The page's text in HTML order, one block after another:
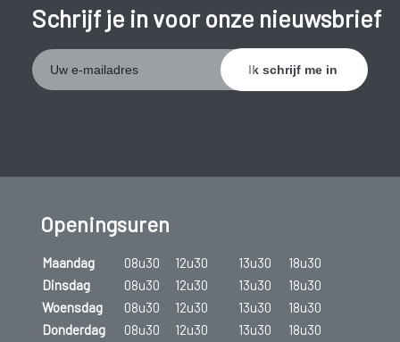
Schrijf je in voor onze nieuwsbrief
Openingsuren
Maandag 08u30 12u30 13u30
18u30
Dinsdag
08u30 12u30 13u30
18u30
Woensdag
08u30 12u30 13u30
18u30
Donderdag
08u30 12u30 13u30
18u30